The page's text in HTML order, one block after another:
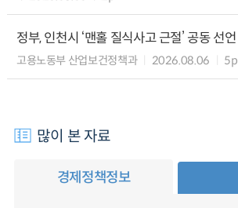
정부, 인천시 ‘맨홀 질식사고 근절’ 공동 선언
고용노동부 산업보건정책과 2026.08.06 5p
많이 본 자료
경제정책정보